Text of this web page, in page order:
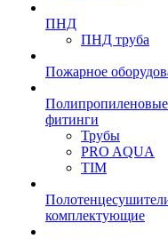
ПНД
ПНД труба
Пожарное
фитинги
Трубы
PRO AQUA
TIM
комплектующие